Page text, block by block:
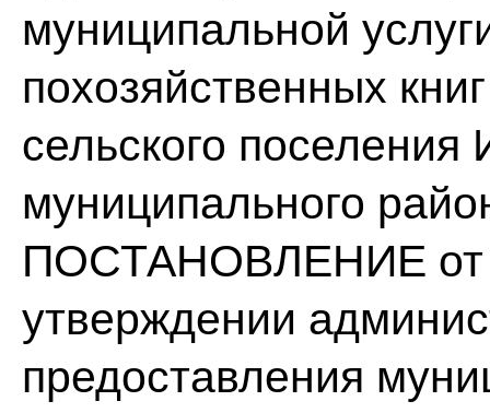
муниципальной
похозяйственных
сельского поселения
муниципального
ПОСТАНОВЛЕНИЕ от
утверждении
предоставления